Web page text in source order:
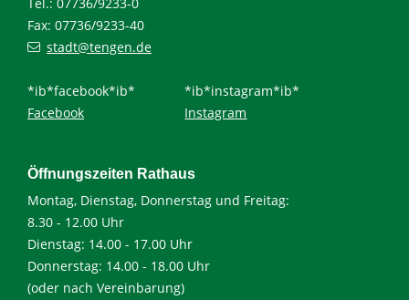
Fax: 07736/9233-40
stadt@tengen.de
*ib*facebook*ib*
Facebook
*ib*instagram*ib*
Instagram
Öffnungszeiten Rathaus
Montag, Dienstag, Donnerstag und Freitag:
8.30 - 12.00 Uhr
Dienstag: 14.00 - 17.00 Uhr
Donnerstag: 14.00 - 18.00 Uhr
(oder nach Vereinbarung)